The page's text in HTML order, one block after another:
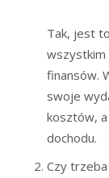
Tak, jest
wszystkim
finansów.
swoje
kosztów,
dochodu.
Czy